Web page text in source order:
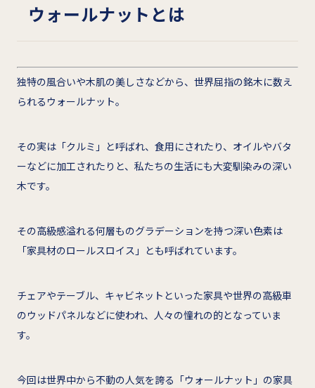
ウォールナットとは
独特の風合いや木肌の美しさなどから、世界屈指の銘木に数え
られるウォールナット。
その実は「クルミ」と呼ばれ、食用にされたり、オイルやバタ
ーなどに加工されたりと、私たちの生活にも大変馴染みの深い
木です。
その高級感溢れる何層ものグラデーションを持つ深い色素は
「家具材のロールスロイス」とも呼ばれています。
チェアやテーブル、キャビネットといった家具や世界の高級車
のウッドパネルなどに使われ、人々の憧れの的となっていま
す。
今回は世界中から不動の人気を誇る「ウォールナット」の家具